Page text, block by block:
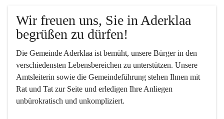
Wir freuen uns, Sie in Aderklaa
begrüßen zu dürfen!
Die Gemeinde Aderklaa ist bemüht, unsere Bürger in den
verschiedensten Lebensbereichen zu unterstützen. Unsere
Amtsleiterin sowie die Gemeindeführung stehen Ihnen mit
Rat und Tat zur Seite und erledigen Ihre Anliegen
unbürokratisch und unkompliziert.